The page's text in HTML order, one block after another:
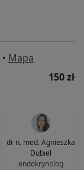
• Mapa
150 zł
dr n. med. Agnieszka
Dubiel
endokrynolog